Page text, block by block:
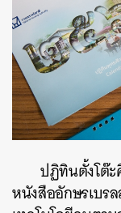
ปฏิทินตั้งโต๊
หนังสืออักษรเบร